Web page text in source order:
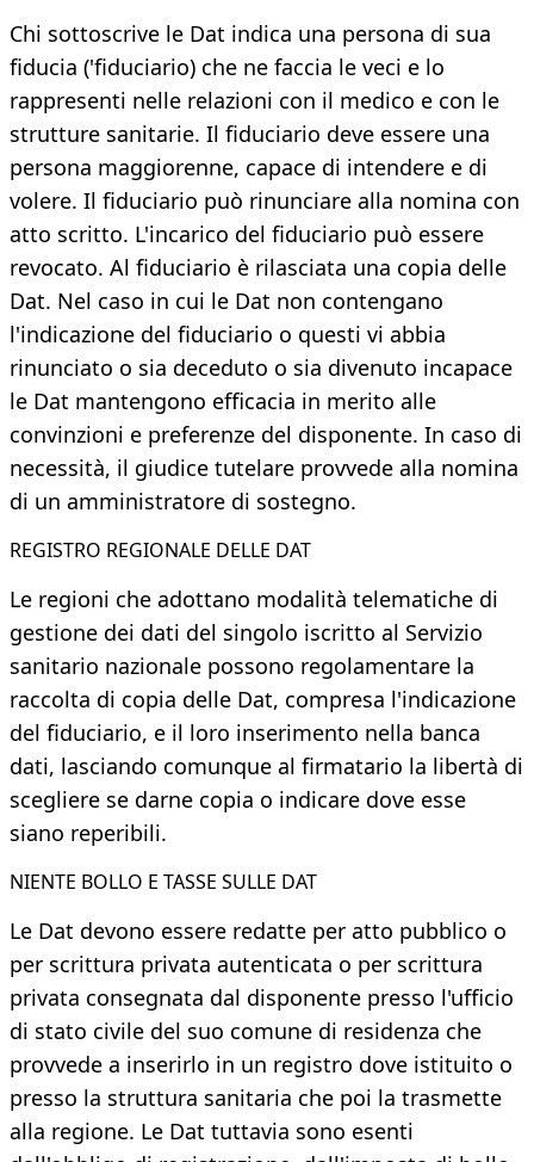
Chi sottoscrive le Dat indica una persona di sua
fiducia ('fiduciario) che ne faccia le veci e lo
rappresenti nelle relazioni con il medico e con le
strutture sanitarie. Il fiduciario deve essere una
persona maggiorenne, capace di intendere e di
volere. Il fiduciario può rinunciare alla nomina con
atto scritto. L'incarico del fiduciario può essere
revocato. Al fiduciario è rilasciata una copia delle
Dat. Nel caso in cui le Dat non contengano
l'indicazione del fiduciario o questi vi abbia
rinunciato o sia deceduto o sia divenuto incapace
le Dat mantengono efficacia in merito alle
convinzioni e preferenze del disponente. In caso di
necessità, il giudice tutelare provvede alla nomina
di un amministratore di sostegno.
REGISTRO REGIONALE DELLE DAT
Le regioni che adottano modalità telematiche di
gestione dei dati del singolo iscritto al Servizio
sanitario nazionale possono regolamentare la
raccolta di copia delle Dat, compresa l'indicazione
del fiduciario, e il loro inserimento nella banca
dati, lasciando comunque al firmatario la libertà di
scegliere se darne copia o indicare dove esse
siano reperibili.
NIENTE BOLLO E TASSE SULLE DAT
Le Dat devono essere redatte per atto pubblico o
per scrittura privata autenticata o per scrittura
privata consegnata dal disponente presso l'ufficio
di stato civile del suo comune di residenza che
provvede a inserirlo in un registro dove istituito o
presso la struttura sanitaria che poi la trasmette
alla regione. Le Dat tuttavia sono esenti